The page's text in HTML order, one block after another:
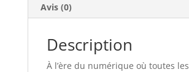
Avis (0)
Description
À l’ère du numérique où toutes les